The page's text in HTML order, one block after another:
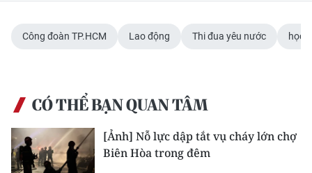
Công đoàn TP.HCM Lao động Thi đua yêu nước học
CÓ THỂ BẠN QUAN TÂM
[Ảnh] Nỗ lực dập tắt vụ cháy lớn chợ
Biên Hòa trong đêm